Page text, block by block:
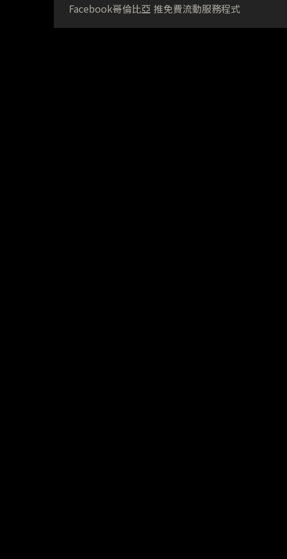
Facebook哥倫比亞 推免費流動服務程式